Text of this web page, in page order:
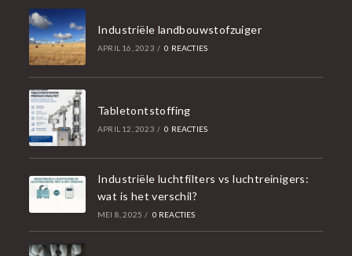
Industriële landbouwstofzuiger
APRIL 16, 2023 / 0 REACTIES
Tabletontstoffing
APRIL 12, 2023 / 0 REACTIES
Industriële luchtfilters vs luchtreinigers:
wat is het verschil?
MEI 8, 2025 / 0 REACTIES